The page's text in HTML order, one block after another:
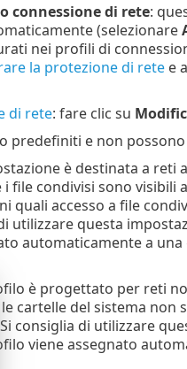
connessione di rete:
(selezionare
nei profili di
la protezione di retee
di rete: fare clic su
predefiniti e non
è destinata a reti
file condivisi sono visibili
quali accesso a file
utilizzare questa
automaticamente a
è progettato per reti
le cartelle del sistema
consiglia di utilizzare
viene assegnato